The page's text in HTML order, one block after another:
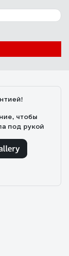
чтобы
под рукой